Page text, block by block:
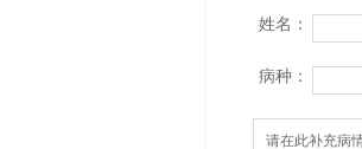
姓名：
病种：